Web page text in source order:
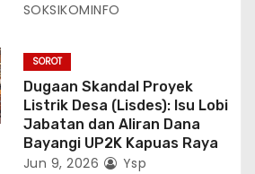
SOKSIKOMINFO
SOROT
Dugaan Skandal Proyek
Listrik Desa (Lisdes): Isu Lobi
Jabatan dan Aliran Dana
Bayangi UP2K Kapuas Raya
Jun 9, 2026 Ysp